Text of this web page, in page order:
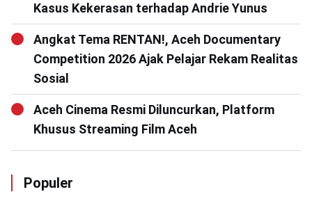
Kasus Kekerasan terhadap Andrie Yunus
Angkat Tema RENTAN!, Aceh Documentary
Competition 2026 Ajak Pelajar Rekam Realitas
Sosial
Aceh Cinema Resmi Diluncurkan, Platform
Khusus Streaming Film Aceh
Populer